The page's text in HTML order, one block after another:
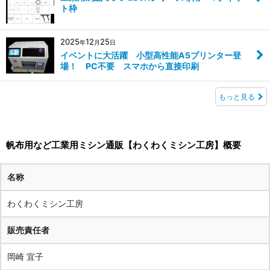
ト枠
2025年12月 25日
イベントに大活躍 小型高性能A5プリンター登
場！ PC不要 スマホから直接印刷
もっと見る
帆布用など工業用ミシン通販【わくわくミシン工房】概要
名称
わくわくミシン工房
販売責任者
岡崎 宜子